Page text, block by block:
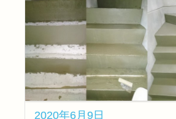
2020年6月9日